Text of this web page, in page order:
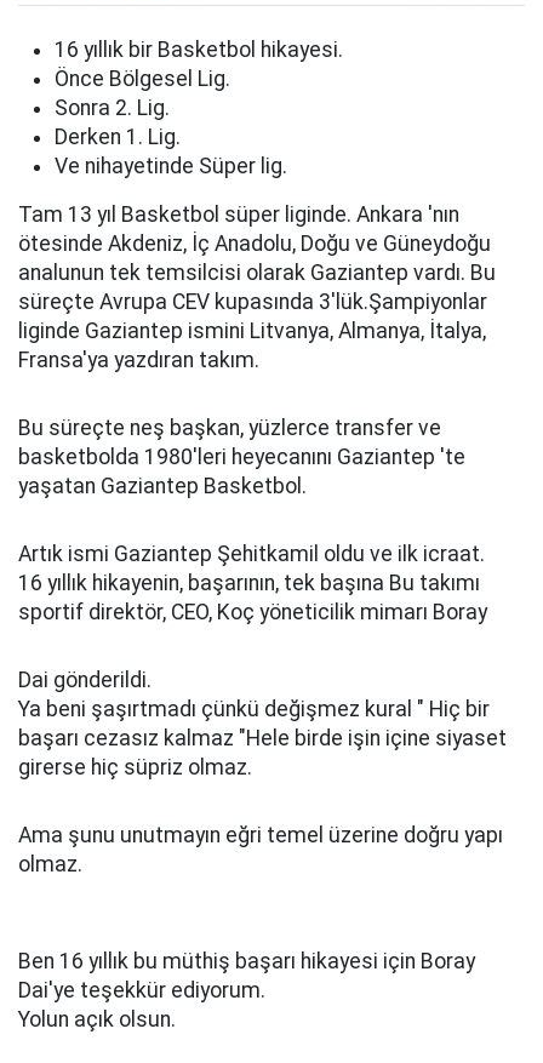
16 yıllık bir Basketbol hikayesi.
Önce Bölgesel Lig.
Sonra 2. Lig.
Derken 1. Lig.
Ve nihayetinde Süper lig.
Tam 13 yıl Basketbol süper liginde. Ankara 'nın
ötesinde Akdeniz, İç Anadolu, Doğu ve Güneydoğu
analunun tek temsilcisi olarak Gaziantep vardı. Bu
süreçte Avrupa CEV kupasında 3'lük.Şampiyonlar
liginde Gaziantep ismini Litvanya, Almanya, İtalya,
Fransa'ya yazdıran takım.
Bu süreçte neş başkan, yüzlerce transfer ve
basketbolda 1980'leri heyecanını Gaziantep 'te
yaşatan Gaziantep Basketbol.
Artık ismi Gaziantep Şehitkamil oldu ve ilk icraat.
16 yıllık hikayenin, başarının, tek başına Bu takımı
sportif direktör, CEO, Koç yöneticilik mimarı Boray
Dai gönderildi.
Ya beni şaşırtmadı çünkü değişmez kural " Hiç bir
başarı cezasız kalmaz "Hele birde işin içine siyaset
girerse hiç süpriz olmaz.
Ama şunu unutmayın eğri temel üzerine doğru yapı
olmaz.
Ben 16 yıllık bu müthiş başarı hikayesi için Boray
Dai'ye teşekkür ediyorum.
Yolun açık olsun.